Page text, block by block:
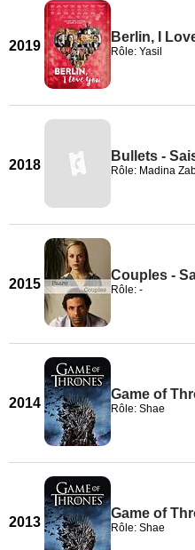
2019
Berlin, I
Rôle: Yasil
2018
Bullets -
Rôle: Madina
2015
Couples -
Rôle: -
2014
Game of
Rôle: Shae
2013
Game of
Rôle: Shae